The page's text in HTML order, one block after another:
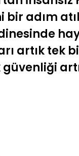
adım
artık tek